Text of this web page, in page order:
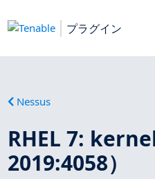
プラグイン
Nessus
RHEL 7:
2019:4058）